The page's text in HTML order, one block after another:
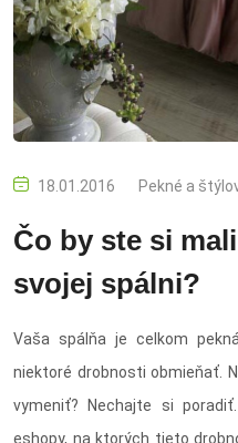
18.01.2016 Pekné a
Čo by ste si
svojej spálni?
Vaša spálňa je celkom
niektoré drobnosti obmieňať.
vymeniť? Nechajte si
eshopy, na ktorých tieto